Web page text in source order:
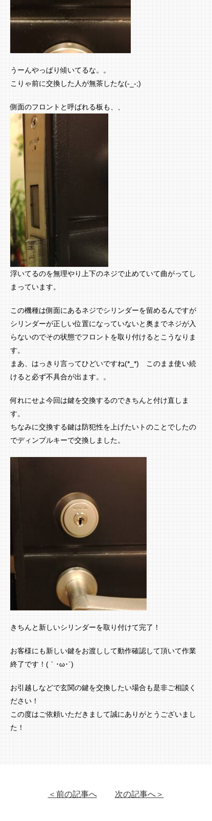
うーんやっぱり傾いてるな。。
こりゃ前に交換した人が無茶したな(-_-;)
側面のフロントと呼ばれる板も、、
浮いてるのを無理やり上下のネジで止めていて曲がってし
まっています。
この機種は側面にあるネジでシリンダーを留めるんですが
シリンダーが正しい位置になっていないと奥までネジが入
らないのでその状態でフロントを取り付けるとこうなりま
す。
まあ、はっきり言ってひどいですね(*_*) このまま使い続
けると必ず不具合が出ます。。
何れにせよ今回は鍵を交換するのできちんと付け直しま
す。
ちなみに交換する鍵は防犯性を上げたいトのことでしたの
でディンプルキーで交換しました。
きちんと新しいシリンダーを取り付けて完了！
お客様にも新しい鍵をお渡しして動作確認して頂いて作業
終了です！(｀･ω･´)ゞ
お引越しなどで玄関の鍵を交換したい場合も是非ご相談く
ださい！
この度はご依頼いただきまして誠にありがとうございまし
た！
＜前の記事へ 次の記事へ＞